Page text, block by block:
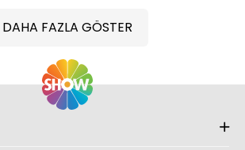
DAHA FAZLA GÖSTER